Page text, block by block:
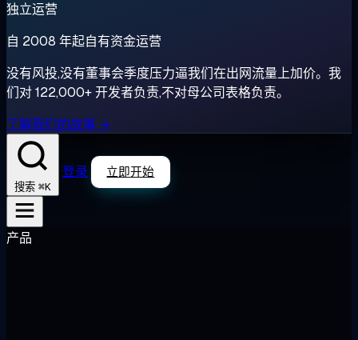
独立运营
自 2008 年起自有资金运营
没有风投,没有董事会季度压力逼我们在出网流量上加价。我
们对 122,000+ 开发者负责,不对母公司表格负责。
了解我们的故事 →
搜索 ⌘K
登录 立即开始
产品